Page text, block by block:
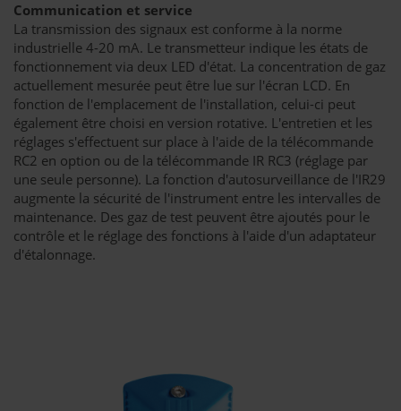
Communication et service
La transmission des signaux est conforme à la norme
industrielle 4-20 mA. Le transmetteur indique les états de
fonctionnement via deux LED d'état. La concentration de gaz
actuellement mesurée peut être lue sur l'écran LCD. En
fonction de l'emplacement de l'installation, celui-ci peut
également être choisi en version rotative. L'entretien et les
réglages s'effectuent sur place à l'aide de la télécommande
RC2 en option ou de la télécommande IR RC3 (réglage par
une seule personne). La fonction d'autosurveillance de l'IR29
augmente la sécurité de l'instrument entre les intervalles de
maintenance. Des gaz de test peuvent être ajoutés pour le
contrôle et le réglage des fonctions à l'aide d'un adaptateur
d'étalonnage.